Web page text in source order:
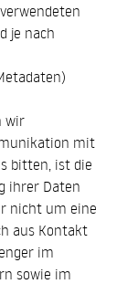
je nach
wir
mit
bitten, ist die
ihrer Daten
nicht um eine
aus Kontakt
im
sowie im